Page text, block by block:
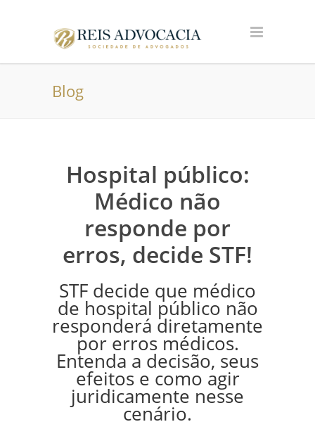
Blog
Hospital público:
Médico não
responde por
erros, decide STF!
STF decide que médico
de hospital público não
responderá diretamente
por erros médicos.
Entenda a decisão, seus
efeitos e como agir
juridicamente nesse
cenário.